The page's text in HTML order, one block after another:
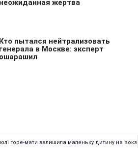
горе-мати залишила маленьку дитину на